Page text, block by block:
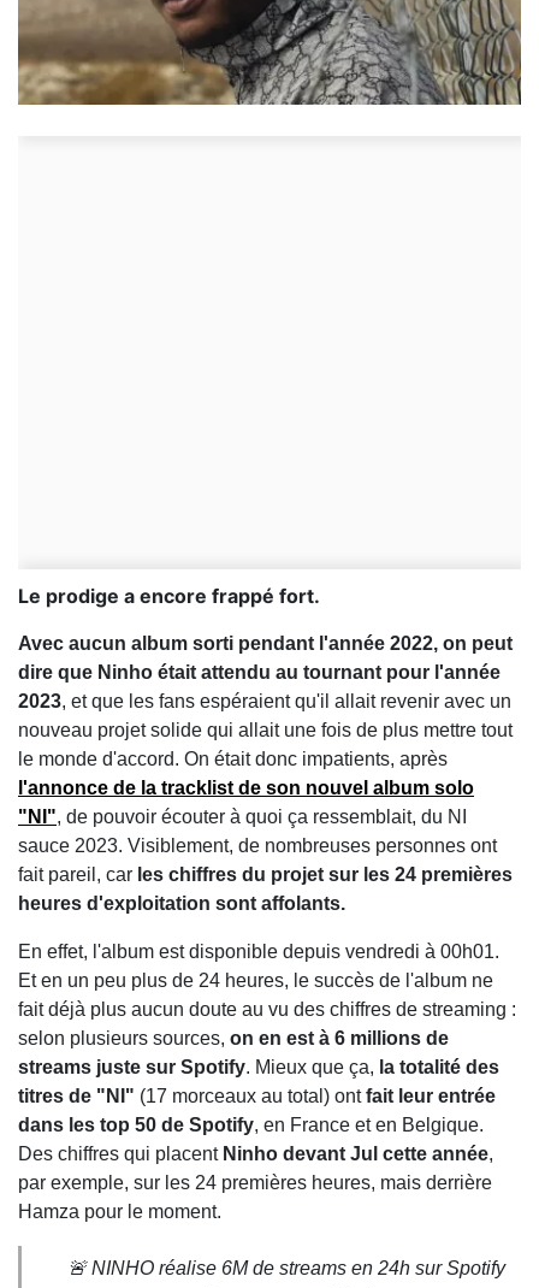
Le prodige a encore frappé fort.
Avec aucun album sorti pendant l'année 2022, on peut
dire que Ninho était attendu au tournant pour l'année
2023, et que les fans espéraient qu'il allait revenir avec un
nouveau projet solide qui allait une fois de plus mettre tout
le monde d'accord. On était donc impatients, après
l'annonce de la tracklist de son nouvel album solo
"NI", de pouvoir écouter à quoi ça ressemblait, du NI
sauce 2023. Visiblement, de nombreuses personnes ont
fait pareil, car les chiffres du projet sur les 24 premières
heures d'exploitation sont affolants.
En effet, l'album est disponible depuis vendredi à 00h01.
Et en un peu plus de 24 heures, le succès de l'album ne
fait déjà plus aucun doute au vu des chiffres de streaming :
selon plusieurs sources, on en est à 6 millions de
streams juste sur Spotify. Mieux que ça, la totalité des
titres de "NI" (17 morceaux au total) ontfait leur entrée
dans les top 50 de Spotify, en France et en Belgique.
Des chiffres qui placent Ninho devant Jul cette année,
par exemple, sur les 24 premières heures, mais derrière
Hamza pour le moment.
🚨 NINHO réalise 6M de streams en 24h sur Spotify